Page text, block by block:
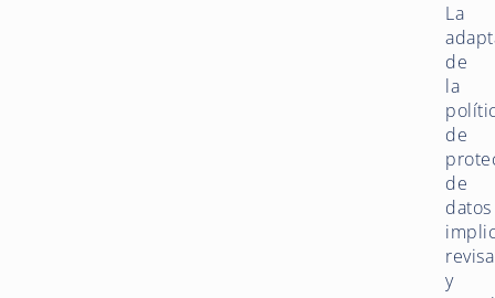
La
de
la
de
de
datos
y